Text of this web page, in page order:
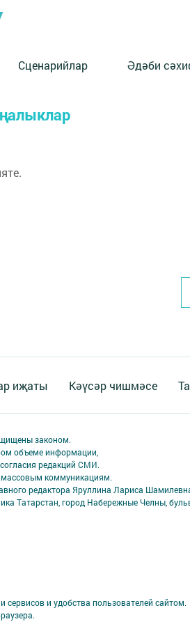
Сценарийлар Әдәби
иҗаты Кәүсәр чишмәсе
законом.
объеме информации,
редакций СМИ.
массовым коммуникациям.
редактора Яруллина Лариса
Татарстан, город Набережные Челны,
сервисов и удобства пользователей сайтом.